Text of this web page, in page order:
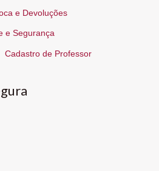
e Devoluções
e Segurança
Cadastro de Professor